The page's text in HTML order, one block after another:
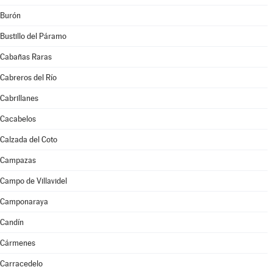
Burón
Bustillo del Páramo
Cabañas Raras
Cabreros del Río
Cabrillanes
Cacabelos
Calzada del Coto
Campazas
Campo de Villavidel
Camponaraya
Candín
Cármenes
Carracedelo